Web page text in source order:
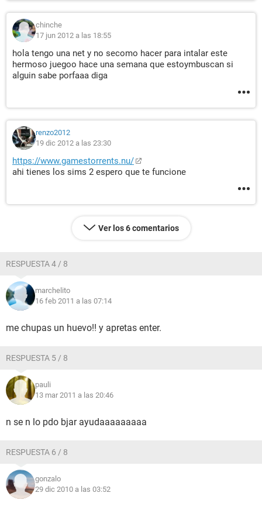
chinche
17 jun 2012 a las 18:55
hola tengo una net y no secomo hacer para intalar este
hermoso juegoo hace una semana que estoymbuscan si
alguin sabe porfaaa diga
renzo2012
19 dic 2012 a las 23:30
https://www.gamestorrents.nu/
ahi tienes los sims 2 espero que te funcione
Ver los 6 comentarios
RESPUESTA 4 / 8
marchelito
16 feb 2011 a las 07:14
me chupas un huevo!! y apretas enter.
RESPUESTA 5 / 8
pauli
13 mar 2011 a las 20:46
n se n lo pdo bjar ayudaaaaaaaaa
RESPUESTA 6 / 8
gonzalo
29 dic 2010 a las 03:52